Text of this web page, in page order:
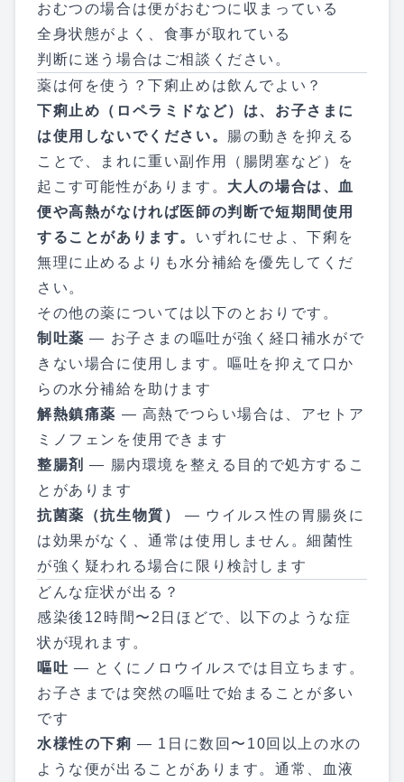
おむつの場合は便がおむつに収まっている
全身状態がよく、食事が取れている
判断に迷う場合はご相談ください。
薬は何を使う？下痢止めは飲んでよい？
下痢止め（ロペラミドなど）は、お子さまに
は使用しないでください。
腸の動きを抑える
ことで、まれに重い副作用（腸閉塞など）を
起こす可能性があります。 大人の場合は、血
便や高熱がなければ医師の判断で短期間使用
することがあります。 いずれにせよ、下痢を
無理に止めるよりも水分補給を優先してくだ
さい。
その他の薬については以下のとおりです。
制吐薬 — お子さまの嘔吐が強く経口補水がで
きない場合に使用します。嘔吐を抑えて口か
らの水分補給を助けます
解熱鎮痛薬 — 高熱でつらい場合は、アセトア
ミノフェンを使用できます
整腸剤 — 腸内環境を整える目的で処方するこ
とがあります
抗菌薬（抗生物質）
— ウイルス性の胃腸炎に
は効果がなく、通常は使用しません。細菌性
が強く疑われる場合に限り検討します
どんな症状が出る？
感染後12時間〜2日ほどで、以下のような症
状が現れます。
嘔吐 — とくにノロウイルスでは目立ちます。
お子さまでは突然の嘔吐で始まることが多い
です
水様性の下痢 — 1日に数回〜10回以上の水の
ような便が出ることがあります。通常、血液